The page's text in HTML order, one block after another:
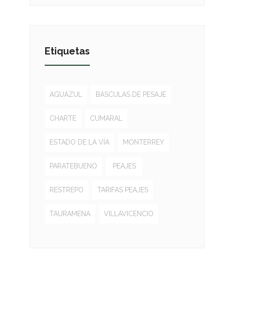
Etiquetas
AGUAZUL BÁSCULAS DE PESAJE
CHARTE CUMARAL
ESTADO DE LA VÍA MONTERREY
PARATEBUENO PEAJES
RESTREPO TARIFAS PEAJES
TAURAMENA VILLAVICENCIO